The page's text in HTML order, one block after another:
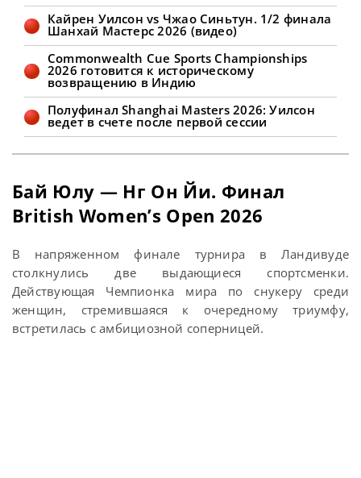
7-3 по итогам первой сессии
финального матча Shanghai Masters
2026. Фаворит турнира нацелен
завоевать второй чемпионский титул
в Шанхае. И для этого ему необходимо
выиграть
Кайрен Уилсон vs Чжао Синьтун. 1/2 финала
Шанхай Мастерс 2026 (видео)
Commonwealth Cue Sports Championships
2026 готовится к историческому
возвращению в Индию
Полуфинал Shanghai Masters 2026: Уилсон
ведет в счете после первой сессии
Бай Юлу — Нг Он Йи. Финал
British Women’s Open 2026
В напряженном финале турнира в Ландивуде
столкнулись две выдающиеся спортсменки.
Действующая Чемпионка мира по снукеру среди
женщин, стремившаяся к очередному триумфу,
встретилась с амбициозной соперницей.